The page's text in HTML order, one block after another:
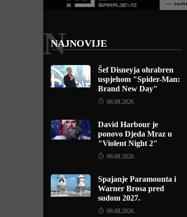
NAJNOVIJE
N
Šef Disneyja ohrabren
uspjehom "Spider-Man:
Brand New Day"
06.08.2026.
David Harbour je
ponovo Djeda Mraz u
"Violent Night 2"
06.08.2026.
Spajanje Paramounta i
Warner Brosa pred
sudom 2027.
06.08.2026.